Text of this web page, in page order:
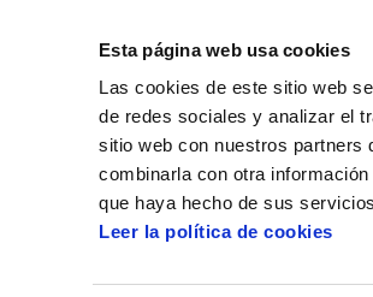
Esta página web usa cookies
Las cookies de este sitio web
de redes sociales y analizar el
sitio web con nuestros partners
combinarla con otra
que haya hecho de sus
Leer la política de cookies
Centro de documentación ELA Astekaria